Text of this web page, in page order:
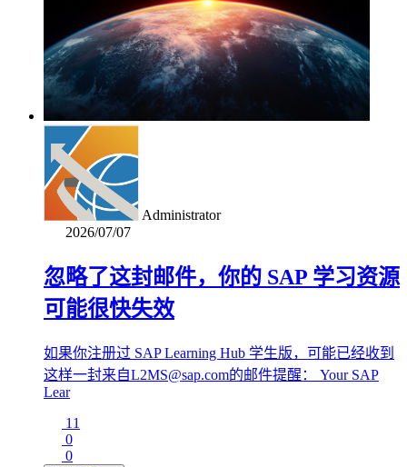
Administrator
2026/07/07
忽略了这封邮件，你的 SAP 学习资源
可能很快失效
如果你注册过 SAP Learning Hub 学生版，可能已经收到
这样一封来自L2MS@sap.com的邮件提醒： Your SAP
Lear
11
0
0